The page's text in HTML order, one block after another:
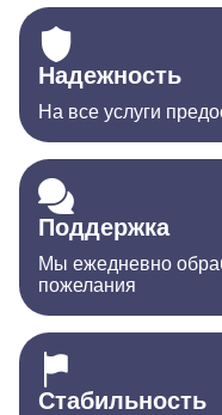
Надежность
На все услуги
Поддержка
Мы ежедневно
пожелания
Стабильность